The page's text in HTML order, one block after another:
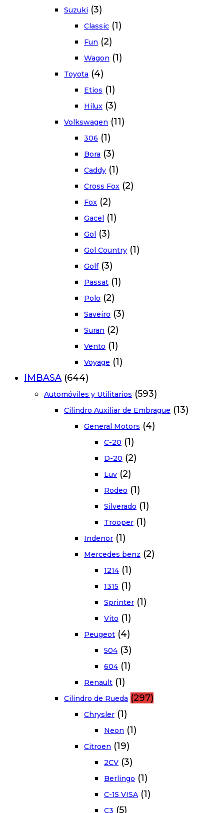
Suzuki (3)
Classic (1)
Fun (2)
Wagon (1)
Toyota (4)
Etios (1)
Hilux (3)
Volkswagen (11)
306 (1)
Bora (3)
Caddy (1)
Cross Fox (2)
Fox (2)
Gacel (1)
Gol (3)
Gol Country (1)
Golf (3)
Passat (1)
Polo (2)
Saveiro (3)
Suran (2)
Vento (1)
Voyage (1)
IMBASA (644)
Automóviles y Utilitarios (593)
Cilindro Auxiliar de Embrague (13)
General Motors (4)
C-20 (1)
D-20 (2)
Luv (2)
Rodeo (1)
Silverado (1)
Trooper (1)
Indenor (1)
Mercedes benz (2)
1214 (1)
1315 (1)
Sprinter (1)
Vito (1)
Peugeot (4)
504 (3)
604 (1)
Renault (1)
Cilindro de Rueda (297)
Chrysler (1)
Neon (1)
Citroen (19)
2CV (3)
Berlingo (1)
C-15 VISA (1)
C3 (5)